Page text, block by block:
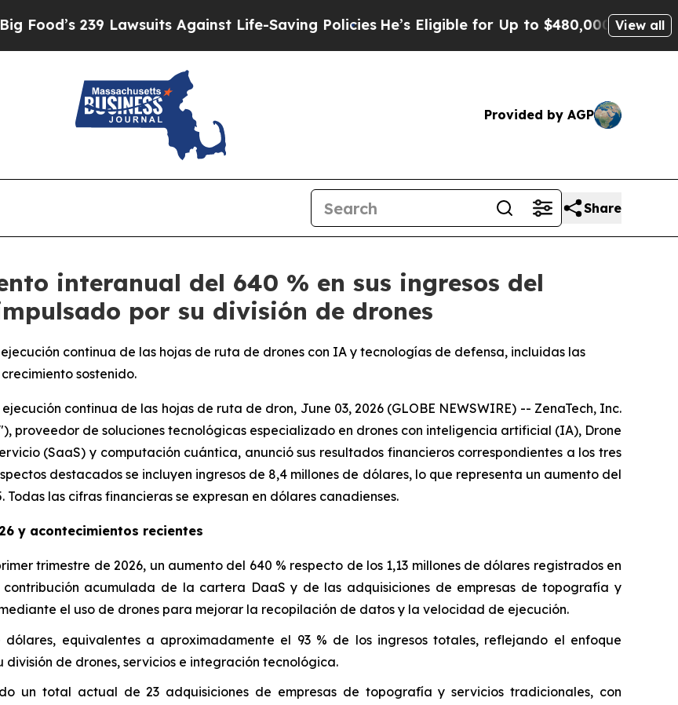
Lawsuits Against Life-Saving PoliciesHe’s Eligible for Up to $480,000 After Being View all
Provided by AGP
Share
interanual del 640 % en sus ingresos del
por su división de drones
continua de las hojas de ruta de drones con IA y tecnologías de defensa, incluidas las
sostenido.
continua de las hojas de ruta de dron, June 03, 2026 (GLOBE NEWSWIRE) -- ZenaTech, Inc.
proveedor de soluciones tecnológicas especializado en drones con inteligencia artificial (IA), Drone
(SaaS) y computación cuántica, anunció sus resultados financieros correspondientes a los tres
destacados se incluyen ingresos de 8,4 millones de dólares, lo que representa un aumento del
las cifras financieras se expresan en dólares canadienses.
y acontecimientos recientes
trimestre de 2026, un aumento del 640 % respecto de los 1,13 millones de dólares registrados en
acumulada de la cartera DaaS y de las adquisiciones de empresas de topografía y
el uso de drones para mejorar la recopilación de datos y la velocidad de ejecución.
equivalentes a aproximadamente el 93 % de los ingresos totales, reflejando el enfoque
de drones, servicios e integración tecnológica.
un total actual de 23 adquisiciones de empresas de topografía y servicios tradicionales, con